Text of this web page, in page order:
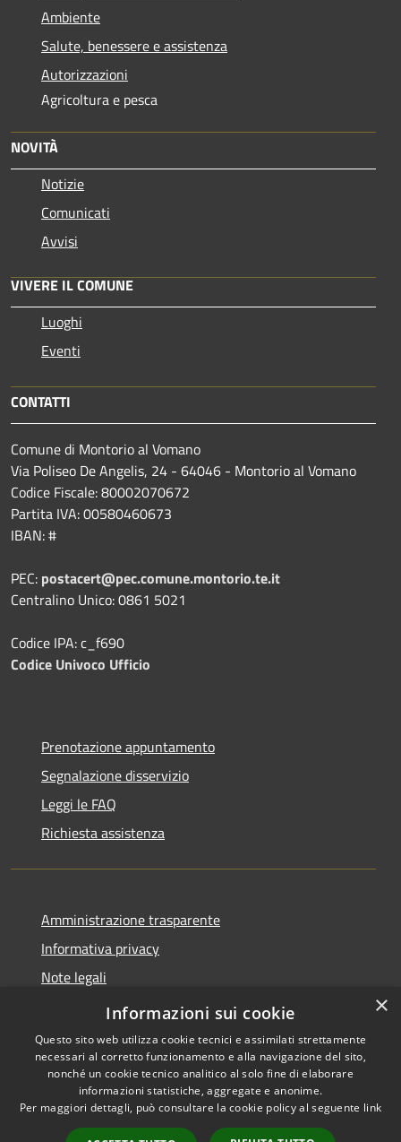
Ambiente
Salute, benessere e assistenza
Autorizzazioni
Agricoltura e pesca
NOVITÀ
Notizie
Comunicati
Avvisi
VIVERE IL COMUNE
Luoghi
Eventi
CONTATTI
Comune di Montorio al Vomano
Via Poliseo De Angelis, 24 - 64046 - Montorio al Vomano
Codice Fiscale: 80002070672
Partita IVA: 00580460673
IBAN: #
PEC: postacert@pec.comune.montorio.te.it
Centralino Unico: 0861 5021
Codice IPA: c_f690
Codice Univoco Ufficio
Prenotazione appuntamento
Segnalazione disservizio
Leggi le FAQ
Richiesta assistenza
Amministrazione trasparente
Informativa privacy
Note legali
Dichiarazione di accessibilità
Accessibilità
Copyright © 2026 • Comune di
Montorio al Vomano • Powered
×
Informazioni sui cookie
Questo sito web utilizza cookie tecnici e assimilati strettamente
necessari al corretto funzionamento e alla navigazione del sito,
nonché un cookie tecnico analitico al solo fine di elaborare
informazioni statistiche, aggregate e anonime.
Per maggiori dettagli, può consultare la cookie policy al seguente link